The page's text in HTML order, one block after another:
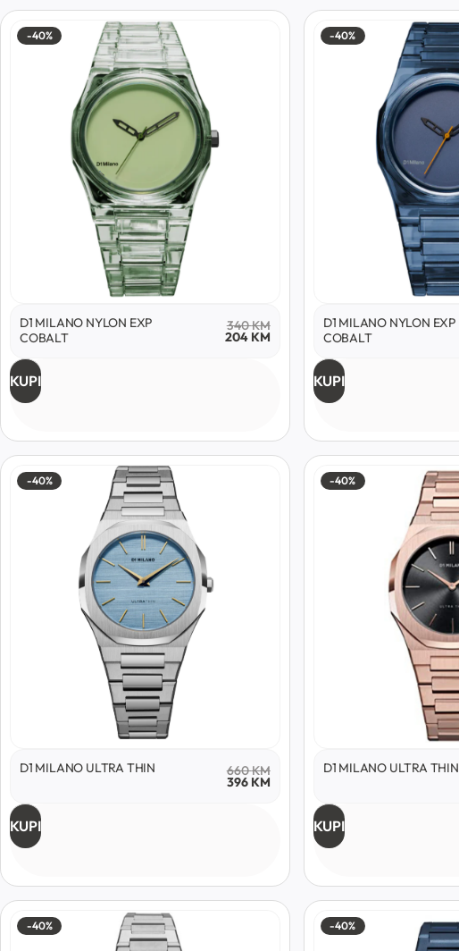
-40%
D1 MILANO NYLON EXP
COBALT
340KM
204 KM
KUPI
-40%
D1 MILANO NYLON EXP
COBALT
KUPI
-40%
D1 MILANO ULTRA THIN 660KM
396 KM
KUPI
-40%
D1 MILANO ULTRA THIN
KUPI
-40% -40%